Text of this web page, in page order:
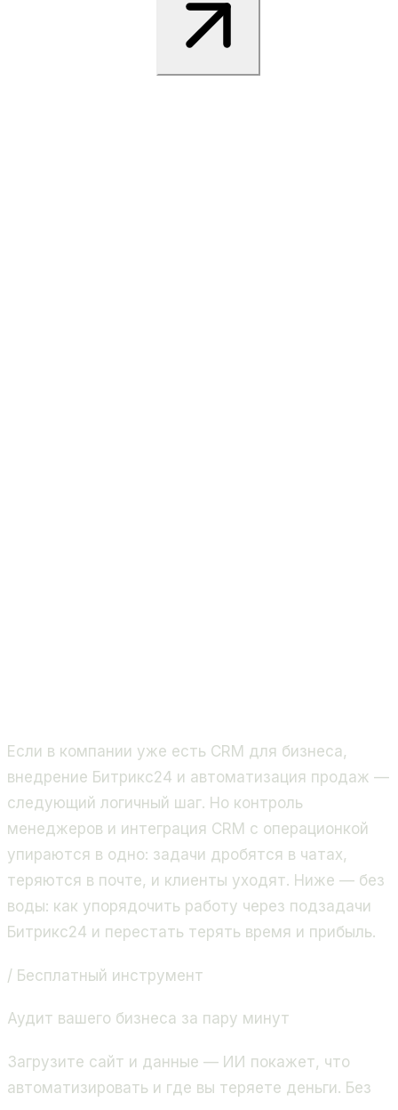
Если в компании уже есть CRM для бизнеса,
внедрение Битрикс24 и автоматизация продаж —
следующий логичный шаг. Но контроль
менеджеров и интеграция CRM с операционкой
упираются в одно: задачи дробятся в чатах,
теряются в почте, и клиенты уходят. Ниже — без
воды: как упорядочить работу через подзадачи
Битрикс24 и перестать терять время и прибыль.
/ Бесплатный инструмент
Аудит вашего бизнеса за пару минут
Загрузите сайт и данные — ИИ покажет, что
автоматизировать и где вы теряете деньги. Без